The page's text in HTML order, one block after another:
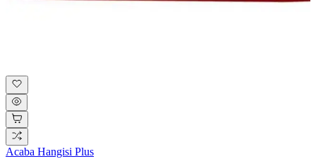
Acaba Hangisi Plus